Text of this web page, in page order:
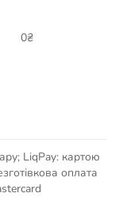
0₴
LiqPay: картою
оплата